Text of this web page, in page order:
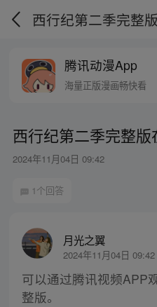
腾讯动漫App
海量正版漫画畅快看
西行纪第二季完整版
2024年11月04日 09:42
1个回答
月光之翼
2024年11月04日 09:42
可以通过腾讯视频APP
整版。